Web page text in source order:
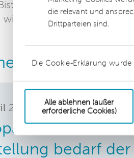
die relevant und
Drittparteien sind.
Die Cookie-Erklärung
Alle ablehnen (außer
erforderliche Cookies)
verabschieden.
Beiträge
2018
bedarf